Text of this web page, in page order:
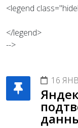
<legend
</legend>
-->
16